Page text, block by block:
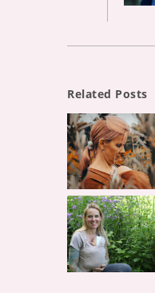
Related Posts